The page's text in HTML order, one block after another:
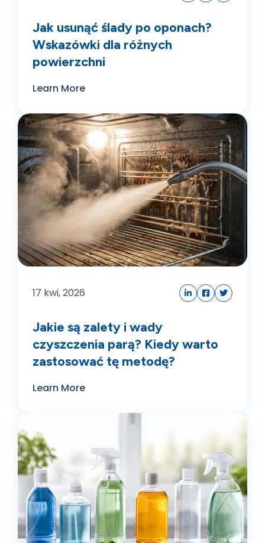
Jak usunąć ślady po oponach?
Wskazówki dla różnych
powierzchni
Learn More
17 kwi, 2026
Jakie są zalety i wady
czyszczenia parą? Kiedy warto
zastosować tę metodę?
Learn More